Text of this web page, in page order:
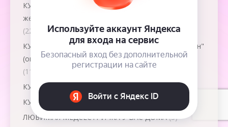
КУРС "Даосские сексуальные практики для
женщин"
(22)
КУРС "Даосские сексуальные практики для мужчин"
(он-лайн)
(11)
КУРС "Даосский массаж груди"
КУРС "Подготовка к родам" (12)
ЛЮБИМАЯ МЕДСЕСТРИЧКА У ВАС ДОМА (3)